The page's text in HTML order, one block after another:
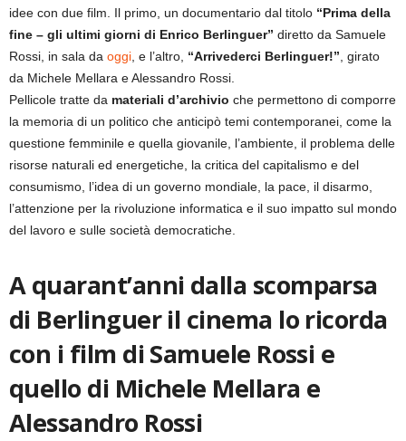
idee con due film. Il primo, un documentario dal titolo “Prima della
fine – gli ultimi giorni di Enrico Berlinguer” diretto da Samuele
Rossi, in sala da oggi, e l’altro, “Arrivederci Berlinguer!”, girato
da Michele Mellara e Alessandro Rossi.
Pellicole tratte da materiali d’archivio che permettono di comporre
la memoria di un politico che anticipò temi contemporanei, come la
questione femminile e quella giovanile, l’ambiente, il problema delle
risorse naturali ed energetiche, la critica del capitalismo e del
consumismo, l’idea di un governo mondiale, la pace, il disarmo,
l’attenzione per la rivoluzione informatica e il suo impatto sul mondo
del lavoro e sulle società democratiche.
A quarant’anni dalla scomparsa
di Berlinguer il cinema lo ricorda
con i film di Samuele Rossi e
quello di Michele Mellara e
Alessandro Rossi